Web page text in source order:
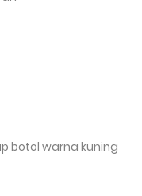
botol warna kuning